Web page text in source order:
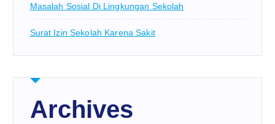
Masalah Sosial Di Lingkungan Sekolah
Surat Izin Sekolah Karena Sakit
Archives